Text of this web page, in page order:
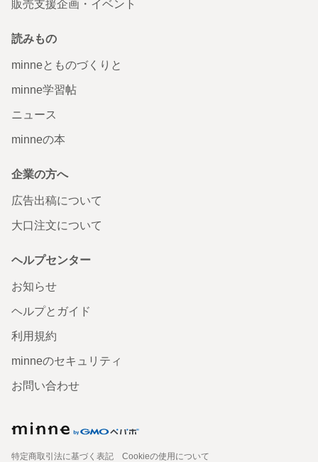
販売支援企画・イベント
読みもの
minneとものづくりと
minne学習帖
ニュース
minneの本
企業の方へ
広告出稿について
大口注文について
ヘルプセンター
お知らせ
ヘルプとガイド
利用規約
minneのセキュリティ
お問い合わせ
特定商取引法に基づく表記
Cookieの使用について